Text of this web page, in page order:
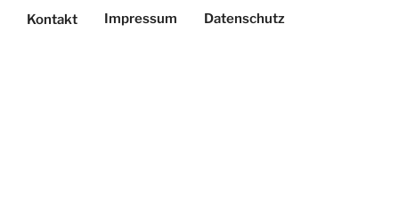
Kontakt Impressum Datenschutz